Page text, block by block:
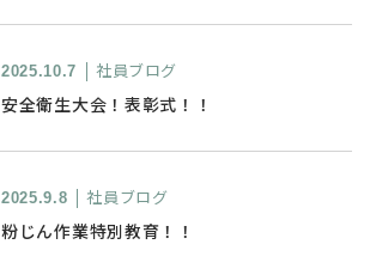
2025.10.7 社員ブログ
安全衛生大会！表彰式！！
2025.9.8 社員ブログ
粉じん作業特別教育！！